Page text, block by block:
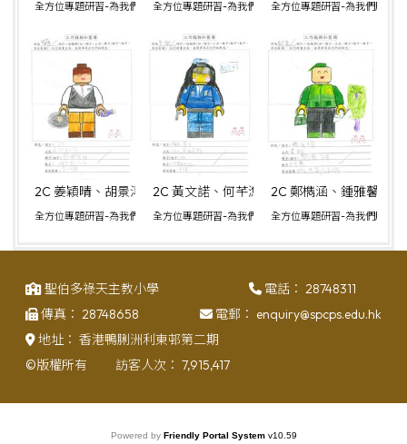
全方位專題研習-為我們服務的人全方位專題研習-為我們服務的人全方位專題研習-為我們服務的
2C 姜穎晴、胡景淳、梁展瑜、黎海晴
全方位專題研習-為我們服務的人
2C 黃文諾、何芊滺、許曉辰、陳俊熙、鄭智
全方位專題研習-為我們服務的人
2C 鄭檇涵、鍾雅馨、
全方位專題研習-為我們服務的
聖伯多祿天主教小學 電話： 28748311
傳真： 28748658 電郵： enquiry@spcps.edu.hk
地址： 香港鴨脷洲利東邨第二期
©版權所有
訪客人次： 7,915,417
Powered by Friendly Portal System v10.59